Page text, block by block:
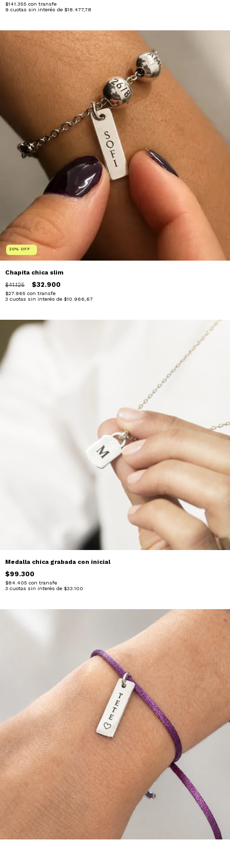
$141.355 con transfe
9 cuotas sin interés de $18.477,78
20% OFF
Chapita chica slim
$41.125 $32.900
$27.965 con transfe
3 cuotas sin interés de $10.966,67
Medalla chica grabada con inicial
$99.300
$84.405 con transfe
3 cuotas sin interés de $33.100